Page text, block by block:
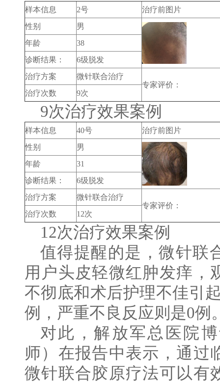
样本信息 2号
治疗前图片
性别
男
年龄
38
诊断结果：
6级脱发
治疗方案
微针联合治疗
专家评价：
治疗次数
9次
9次治疗效果案例
样本信息 40号
治疗前图片
性别
男
年龄
31
诊断结果：
6级脱发
治疗方案
微针联合治疗
专家评价：
治疗次数
12次
12次治疗效果案例
值得提醒的是，微针联
用户头皮轻微红肿发痒，
不彻底和术后护理不佳引
例，严重不良反应则是0例
对此，解放军总医院
师）在报告中表示，通过
微针联合胶原疗法可以有